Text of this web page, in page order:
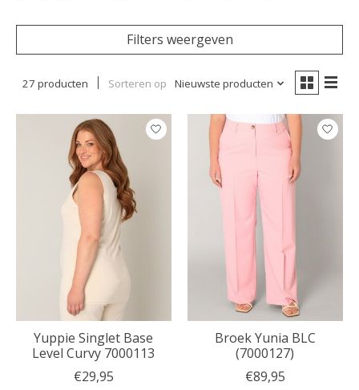
Filters weergeven
27 producten Sorteren op Nieuwste producten
Yuppie Singlet Base
Level Curvy 7000113
€29,95
Broek Yunia BLC
(7000127)
€89,95